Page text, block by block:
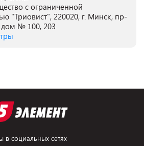
с ограниченной
"Триовист", 220020, г. Минск, пр-
дом № 100, 203
в социальных сетях